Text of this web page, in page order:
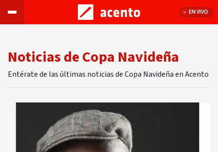
EN VIVO
Noticias de Copa Navideña
Entérate de las últimas noticias de Copa Navideña en Acento